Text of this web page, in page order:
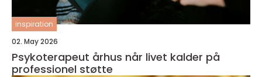
inspiration
02. May 2026
Psykoterapeut århus når livet kalder på
professionel støtte